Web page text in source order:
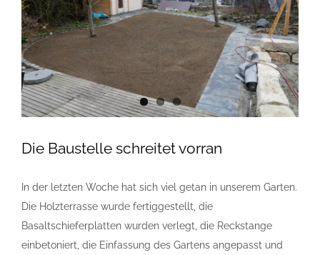
Die Baustelle schreitet vorran
In der letzten Woche hat sich viel getan in unserem Garten.
Die Holzterrasse wurde fertiggestellt, die
Basaltschieferplatten wurden verlegt, die Reckstange
einbetoniert, die Einfassung des Gartens angepasst und